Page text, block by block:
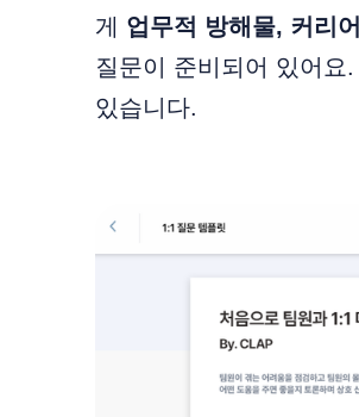
게 업무적 방해물, 커리
질문이 준비되어 있어요
있습니다.